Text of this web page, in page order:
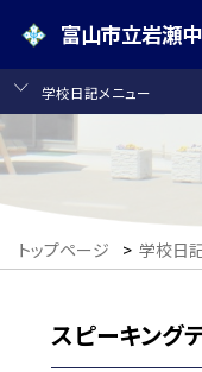
富山市立岩瀬
学校日記メニュー
トップページ > 学校日
スピーキング